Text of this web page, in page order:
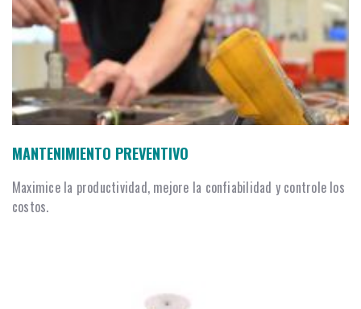
MANTENIMIENTO PREVENTIVO
Maximice la productividad, mejore la confiabilidad y controle los
costos.